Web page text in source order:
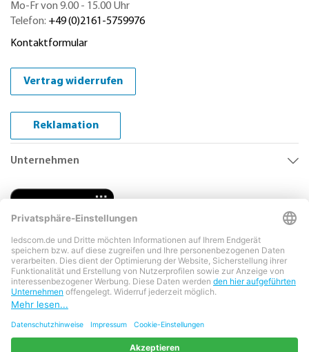
Mo-Fr von 9.00 - 15.00 Uhr
Telefon: +49 (0)2161-5759976
Kontaktformular
Vertrag widerrufen
Reklamation
Unternehmen
Copyright © 2026 LEDs Com GmbH